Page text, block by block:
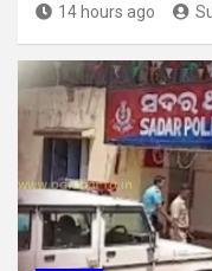
14 hours ago